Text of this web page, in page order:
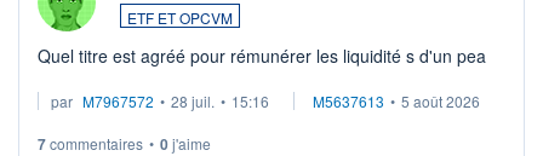
ETF ET OPCVM
Quel titre est agréé pour rémunérer les liquidité s d'un pea
par M7967572 • 28 juil. • 15:16 M5637613 • 5 août 2026
7commentaires • 0j'aime